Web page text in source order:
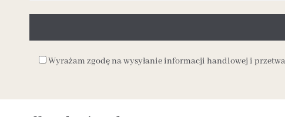
Wyrażam zgodę na wysyłanie informacji handlowej i